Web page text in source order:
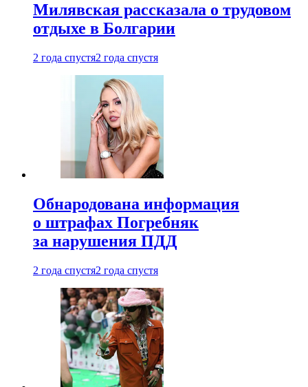
Милявская рассказала о трудовом
отдыхе в Болгарии
2 года спустя2 года спустя
Обнародована информация
о штрафах Погребняк
за нарушения ПДД
2 года спустя2 года спустя